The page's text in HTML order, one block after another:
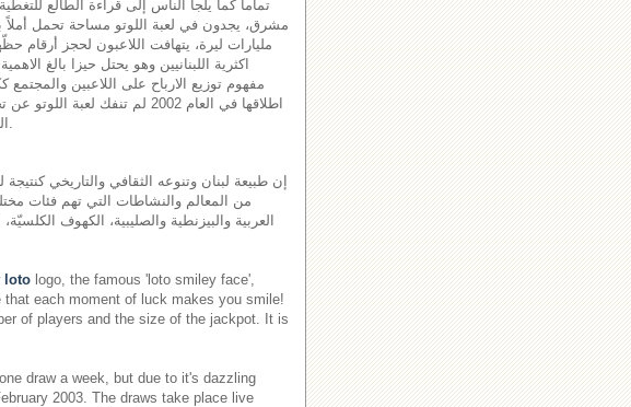
تماماً كما يلجأ الناس إلى قراءة الطالع
مليارات ليرة، يتهافت اللاعبون لحجز أرقام
اكثرية اللبنانيين وهو يحتل حيزا بالغ
مفهوم توزيع الارباح على اللاعبين والمجتمع
اطلاقها في العام 2002 لم تنفك
المنصرمة جرى توزيع اكثر من 403 مليارات ليرة لبنانية على اكثر من 17 مليون رابح.
إن طبيعة لبنان وتنوعه الثقافي والتاريخي
من المعالم والنشاطات التي تهم فئات
العربية والبيزنطية والصليبية، الكهوف
loto logo, the famous 'loto smiley face',
each moment of luck makes you smile!
of players and the size of the jackpot. It is
draw a week, but due to it's dazzling
2003. The draws take place live